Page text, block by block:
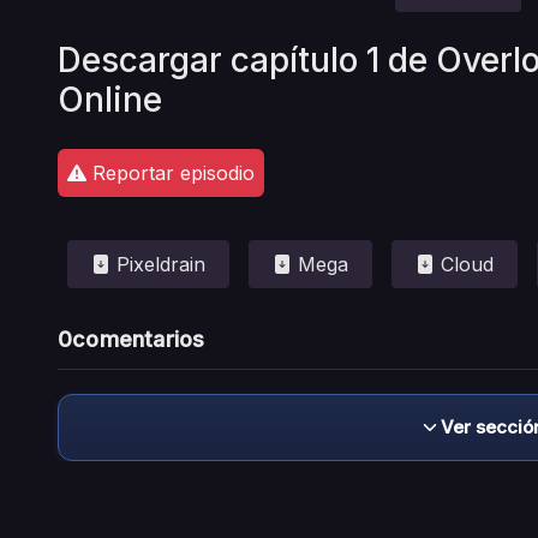
Descargar capítulo 1 de
Online
Reportar episodio
Pixeldrain Mega Cloud
0comentarios
Ver